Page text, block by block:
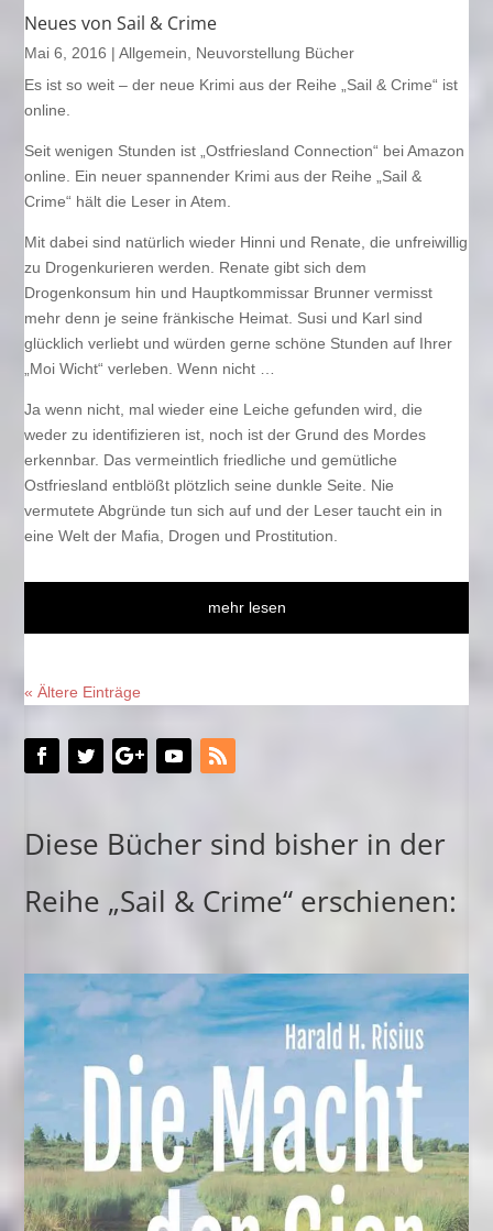
Neues von Sail & Crime
Mai 6, 2016 |Allgemein, Neuvorstellung Bücher
Es ist so weit – der neue Krimi aus der Reihe „Sail & Crime“ ist
online.
Seit wenigen Stunden ist „Ostfriesland Connection“ bei Amazon
online. Ein neuer spannender Krimi aus der Reihe „Sail &
Crime“ hält die Leser in Atem.
Mit dabei sind natürlich wieder Hinni und Renate, die unfreiwillig
zu Drogenkurieren werden. Renate gibt sich dem
Drogenkonsum hin und Hauptkommissar Brunner vermisst
mehr denn je seine fränkische Heimat. Susi und Karl sind
glücklich verliebt und würden gerne schöne Stunden auf Ihrer
„Moi Wicht“ verleben. Wenn nicht …
Ja wenn nicht, mal wieder eine Leiche gefunden wird, die
weder zu identifizieren ist, noch ist der Grund des Mordes
erkennbar. Das vermeintlich friedliche und gemütliche
Ostfriesland entblößt plötzlich seine dunkle Seite. Nie
vermutete Abgründe tun sich auf und der Leser taucht ein in
eine Welt der Mafia, Drogen und Prostitution.
mehr lesen
« Ältere Einträge
Diese Bücher sind bisher in der
Reihe „Sail & Crime“ erschienen: